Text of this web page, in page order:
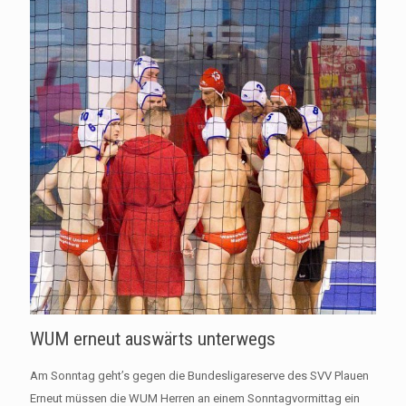
WUM erneut auswärts unterwegs
Am Sonntag geht’s gegen die Bundesligareserve des SVV Plauen
Erneut müssen die WUM Herren an einem Sonntagvormittag ein